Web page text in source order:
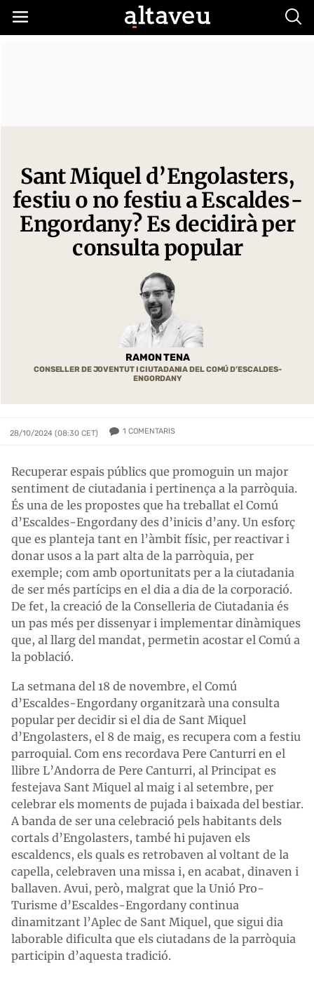
Sant Miquel d’Engolasters,
festiu o no festiu a Escaldes-
Engordany? Es decidirà per
consulta popular
RAMON TENA
CONSELLER DE JOVENTUT I CIUTADANIA DEL COMÚ D’ESCALDES-
ENGORDANY
28/10/2024 (08:30 CET) 1 COMENTARIS
Recuperar espais públics que promoguin un major
sentiment de ciutadania i pertinença a la parròquia.
És una de les propostes que ha treballat el Comú
d’Escaldes-Engordany des d’inicis d’any. Un esforç
que es planteja tant en l’àmbit físic, per reactivar i
donar usos a la part alta de la parròquia, per
exemple; com amb oportunitats per a la ciutadania
de ser més partícips en el dia a dia de la corporació.
De fet, la creació de la Conselleria de Ciutadania és
un pas més per dissenyar i implementar dinàmiques
que, al llarg del mandat, permetin acostar el Comú a
la població.
La setmana del 18 de novembre, el Comú
d’Escaldes-Engordany organitzarà una consulta
popular per decidir si el dia de Sant Miquel
d’Engolasters, el 8 de maig, es recupera com a festiu
parroquial. Com ens recordava Pere Canturri en el
llibre L’Andorra de Pere Canturri, al Principat es
festejava Sant Miquel al maig i al setembre, per
celebrar els moments de pujada i baixada del bestiar.
A banda de ser una celebració pels habitants dels
cortals d’Engolasters, també hi pujaven els
escaldencs, els quals es retrobaven al voltant de la
capella, celebraven una missa i, en acabat, dinaven i
ballaven. Avui, però, malgrat que la Unió Pro-
Turisme d’Escaldes-Engordany continua
dinamitzant l’Aplec de Sant Miquel, que sigui dia
laborable dificulta que els ciutadans de la parròquia
participin d’aquesta tradició.